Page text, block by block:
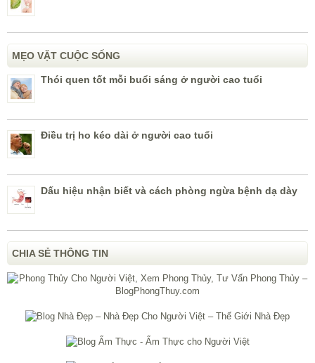
MẸO VẶT CUỘC SỐNG
Thói quen tốt mỗi buổi sáng ở người cao tuổi
Điều trị ho kéo dài ở người cao tuổi
Dấu hiệu nhận biết và cách phòng ngừa bệnh dạ dày
CHIA SẺ THÔNG TIN